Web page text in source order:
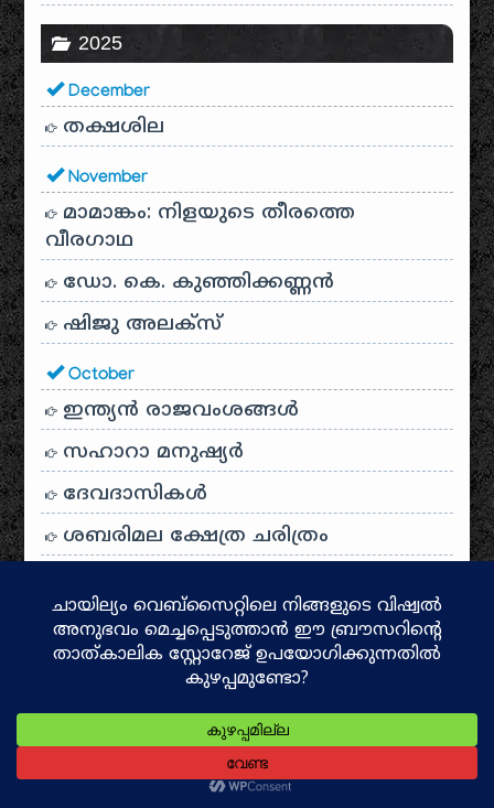
2025
December
തക്ഷശില
November
മാമാങ്കം: നിളയുടെ തീരത്തെ
വീരഗാഥ
ഡോ. കെ. കുഞ്ഞിക്കണ്ണൻ
ഷിജു അലക്സ്
October
ഇന്ത്യൻ രാജവംശങ്ങൾ
സഹാറാ മനുഷ്യർ
ദേവദാസികൾ
ശബരിമല ക്ഷേത്ര ചരിത്രം
രാമനു മുമ്പ്
ദക്ഷിണഭാരതത്തിൻ്റെ സാംസ്കാരിക
ദർപ്പണം: പഞ്ചമഹാകാവ്യങ്ങൾ
വോയേജർ: അനന്തതയിലേക്ക് ഒരു